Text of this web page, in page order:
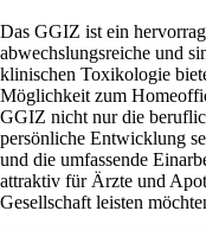
Das GGIZ ist ein
abwechslungsreiche und
klinischen Toxikologie
Möglichkeit zum
GGIZ nicht nur die
persönliche Entwicklung
und die umfassende
attraktiv für Ärzte und
Gesellschaft leisten